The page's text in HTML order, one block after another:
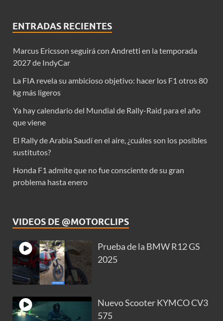
ENTRADAS RECIENTES
Marcus Ericsson seguirá con Andretti en la temporada
2027 de IndyCar
La FIA revela su ambicioso objetivo: hacer los F1 otros 80
kg más ligeros
Ya hay calendario del Mundial de Rally-Raid para el año
que viene
El Rally de Arabia Saudí en el aire, ¿cuáles son los posibles
sustitutos?
Honda F1 admite que no fue consciente de su gran
problema hasta enero
VIDEOS DE @MOTORCLIPS
Prueba de la BMW R12 GS
2025
Nuevo Scooter KYMCO CV3
575